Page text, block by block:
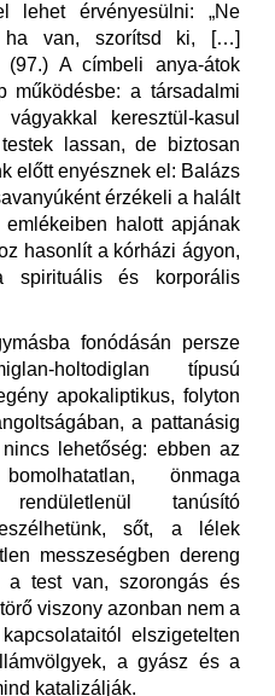
lehet érvényesülni: „Ne
ha van, szorítsd ki, […]
(97.) A címbeli anya-átok
működésbe: a társadalmi
keresztül-kasul
lassan, de biztosan
előtt enyésznek el: Balázs
érzékeli a halált
halott apjának
hasonlít a kórházi ágyon,
spirituális és korporális
fonódásán persze
holtodiglan típusú
apokaliptikus, folyton
a pattanásig
lehetőség: ebben az
önmaga
tanúsító
sőt, a lélek
messzeségben dereng
a test van, szorongás és
viszony azonban nem a
elszigetelten
a gyász és a
katalizálják.